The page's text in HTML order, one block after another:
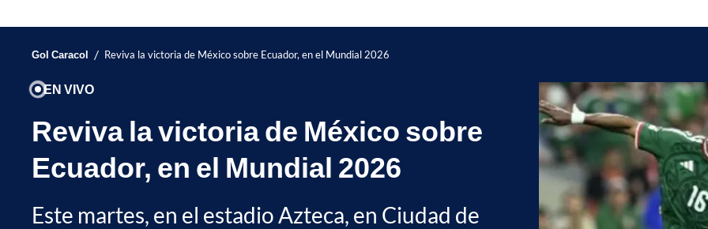
Gol Caracol / Reviva la victoria de México sobre Ecuador, en el Mundial 2026
EN VIVO
Reviva la victoria de México sobre
Ecuador, en el Mundial 2026
Este martes, en el estadio Azteca, en Ciudad de